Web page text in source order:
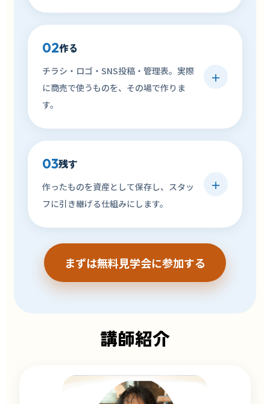
02作る
チラシ・ロゴ・SNS投稿・管理表。実際
に商売で使うものを、その場で作りま
す。
＋
03残す
作ったものを資産として保存し、スタッ
フに引き継げる仕組みにします。
＋
まずは無料見学会に参加する
講師紹介